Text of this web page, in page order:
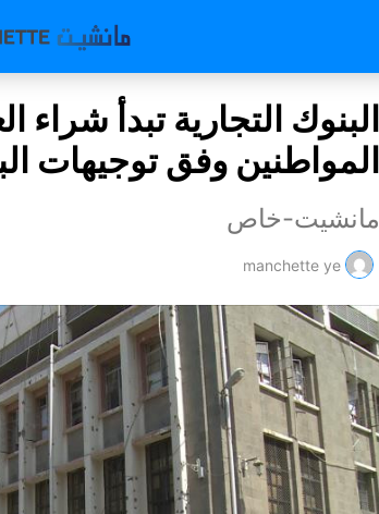
البنوك التجارية تبدأ شراء
المواطنين وفق توجيهات
مانشيت-خاص
manchette ye